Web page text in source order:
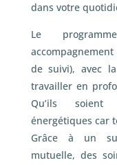
dans votre
Le
de suivi), avec
travailler en
Qu’ils soient
énergétiques car
Grâce à un
mutuelle, des